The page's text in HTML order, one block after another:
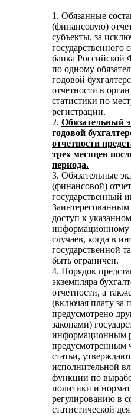
1. Обязанные
(финансовую)
субъекты, за
государственного
банка Российской
по одному
годовой
отчетности в
статистики по
регистрации.
2. Обязательный
годовой
отчетности
трех месяцев
периода.
3. Обязательные
(финансовой)
государственный
Заинтересованным
доступ к
информационному
случаев, когда в
государственной
быть ограничен.
4. Порядок
экземпляра
отчетности, а
(включая плату за
предусмотрено
законами)
информационным
предусмотренным
статьи,
исполнительной
функции по
политики и
регулированию в
статистической